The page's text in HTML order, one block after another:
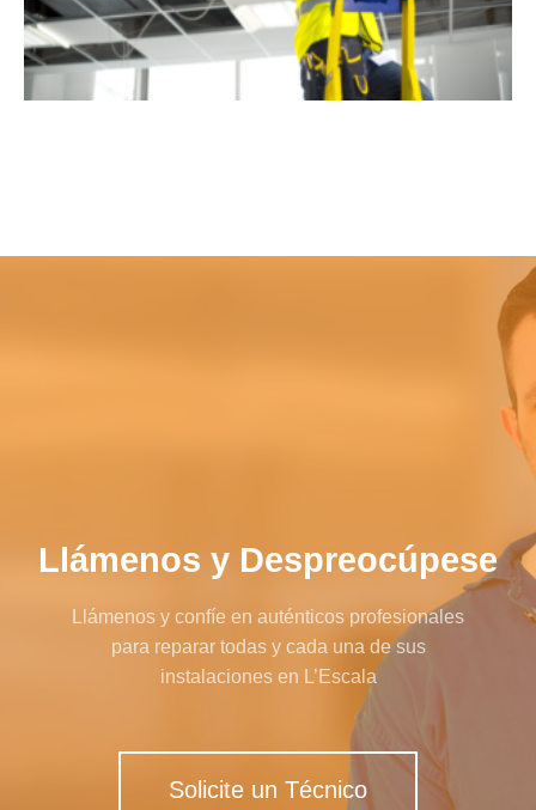
Llámenos y Despreocúpese
Llámenos y confíe en auténticos profesionales
para reparar todas y cada una de sus
instalaciones en L’Escala
Solicite un Técnico